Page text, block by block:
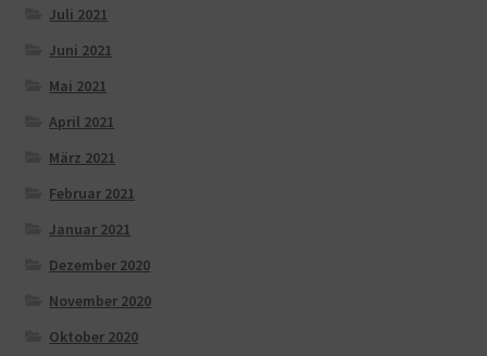
Juli 2021
Juni 2021
Mai 2021
April 2021
März 2021
Februar 2021
Januar 2021
Dezember 2020
November 2020
Oktober 2020